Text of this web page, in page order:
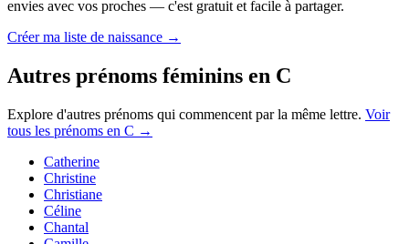
envies avec vos proches — c'est gratuit et facile à partager.
Créer ma liste de naissance →
Autres prénoms féminins en C
Explore d'autres prénoms qui commencent par la même lettre. Voir
tous les prénoms en C →
Catherine
Christine
Christiane
Céline
Chantal